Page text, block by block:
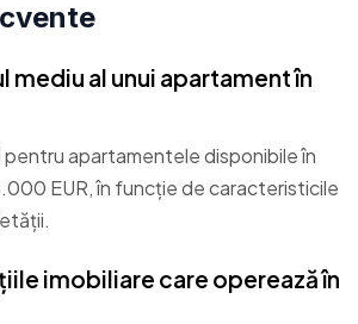
mediu al unui apartament în
pentru apartamentele disponibile în
EUR, în funcție de caracteristicile
imobiliare care operează în